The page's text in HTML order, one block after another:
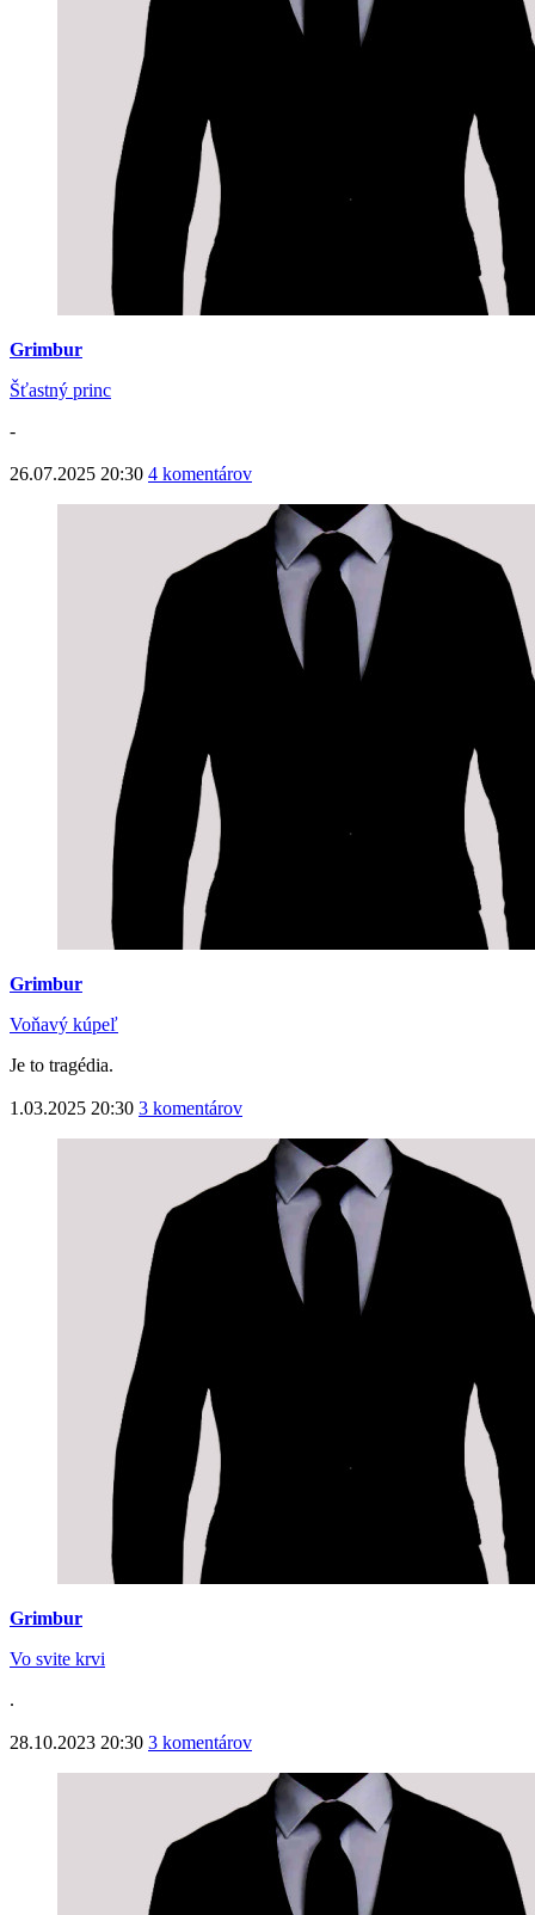
Grimbur
Šťastný princ
-
26.07.2025 20:30 4 komentárov
Grimbur
Voňavý kúpeľ
Je to tragédia.
1.03.2025 20:30 3 komentárov
Grimbur
Vo svite krvi
.
28.10.2023 20:30 3 komentárov